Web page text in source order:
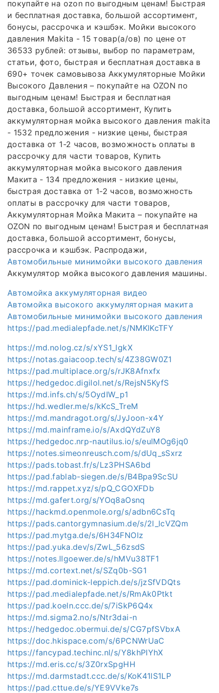
покупайте на ozon по выгодным ценам! Быстрая
и бесплатная доставка, большой ассортимент,
бонусы, рассрочка и кэшбэк. Мойки высокого
давления Makita - 15 товар(а/ов) по цене от
36533 рублей: отзывы, выбор по параметрам,
статьи, фото, быстрая и бесплатная доставка в
690+ точек самовывоза Аккумуляторные Мойки
Высокого Давления – покупайте на OZON по
выгодным ценам! Быстрая и бесплатная
доставка, большой ассортимент, Купить
аккумуляторная мойка высокого давления makita
- 1532 предложения - низкие цены, быстрая
доставка от 1-2 часов, возможность оплаты в
рассрочку для части товаров, Купить
аккумуляторная мойка высокого давления
Макита - 134 предложения - низкие цены,
быстрая доставка от 1-2 часов, возможность
оплаты в рассрочку для части товаров,
Аккумуляторная Мойка Макита – покупайте на
OZON по выгодным ценам! Быстрая и бесплатная
доставка, большой ассортимент, бонусы,
рассрочка и кэшбэк. Распродажи,
Автомобильные минимойки высокого давления
Аккумулятор мойка высокого давления машины.
Автомойка аккумуляторная видео
Автомойка высокого аккумуляторная макита
Автомобильные минимойки высокого давления
https://pad.medialepfade.net/s/NMKlKcTFY
https://md.nolog.cz/s/xYS1_lgkX
https://notas.gaiacoop.tech/s/4Z38GW0Z1
https://pad.multiplace.org/s/rJK8Afnxfx
https://hedgedoc.digilol.net/s/RejsN5KyfS
https://md.infs.ch/s/5OydIW_p1
https://hd.wedler.me/s/kKcS_TreM
https://md.mandragot.org/s/JyJoon-x4Y
https://md.mainframe.io/s/AxdQYdZuY8
https://hedgedoc.nrp-nautilus.io/s/eulMOg6jq0
https://notes.simeonreusch.com/s/dUq_sSxrz
https://pads.tobast.fr/s/Lz3PHSA6bd
https://pad.fablab-siegen.de/s/B4Bpa9ScSU
https://md.rappet.xyz/s/pQ_CGOXFDb
https://md.gafert.org/s/YOq8aOsnq
https://hackmd.openmole.org/s/adbn6CsTq
https://pads.cantorgymnasium.de/s/2l_lcVZQm
https://pad.mytga.de/s/6H34FNOlz
https://pad.yuka.dev/s/ZwL_56zsdS
https://notes.llgoewer.de/s/hMVu38TF1
https://md.cortext.net/s/SZq0b-SG1
https://pad.dominick-leppich.de/s/jzSfVDQts
https://pad.medialepfade.net/s/RmAk0Ptkt
https://pad.koeln.ccc.de/s/7iSkP6Q4x
https://md.sigma2.no/s/Ntr3dai-n
https://hedgedoc.obermui.de/s/CG7pfSVbxA
https://doc.hkispace.com/s/6PCNWrUaC
https://fancypad.techinc.nl/s/Y8khPIYhX
https://md.eris.cc/s/3Z0rxSpgHH
https://md.darmstadt.ccc.de/s/KoK41lS1LP
https://pad.cttue.de/s/YE9VVke7s